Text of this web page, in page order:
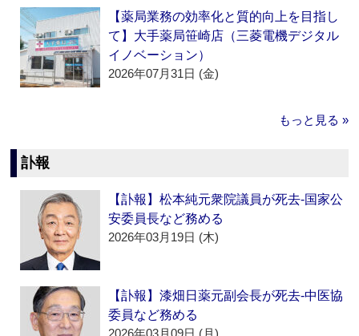
【薬局業務の効率化と質的向上を目指し
て】大手薬局笹崎店（三菱電機デジタル
イノベーション）
2026年07月31日 (金)
もっと見る »
訃報
【訃報】松本純元衆院議員が死去‐国家公
安委員長など務める
2026年03月19日 (木)
【訃報】漆畑日薬元副会長が死去‐中医協
委員など務める